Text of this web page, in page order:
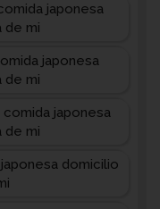
japonesa
de mi
japonesa
de mi
japonesa
de mi
domicilio